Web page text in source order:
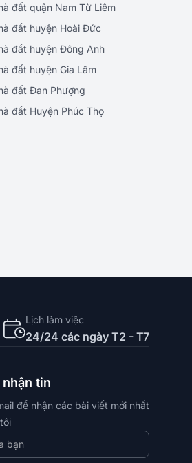
đất quận Nam Từ Liêm
đất huyện Hoài Đức
đất huyện Đông Anh
đất huyện Gia Lâm
đất Đan Phượng
đất Huyện Phúc Thọ
Lịch làm việc
24/24 các ngày T2 - T7
tin
để nhận các bài viết mới nhất